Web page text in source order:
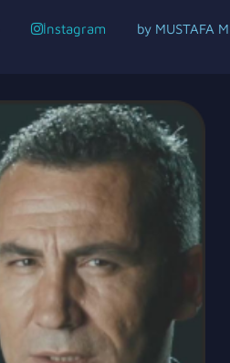
İnstagram by MUSTAFA